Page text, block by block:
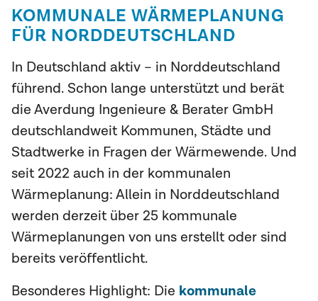
KOMMUNALE WÄRMEPLANUNG
FÜR NORDDEUTSCHLAND
In Deutschland aktiv – in Norddeutschland
führend. Schon lange unterstützt und berät
die Averdung Ingenieure & Berater GmbH
deutschlandweit Kommunen, Städte und
Stadtwerke in Fragen der Wärmewende. Und
seit 2022 auch in der kommunalen
Wärmeplanung: Allein in Norddeutschland
werden derzeit über 25 kommunale
Wärmeplanungen von uns erstellt oder sind
bereits veröffentlicht.
Besonderes Highlight: Die kommunale